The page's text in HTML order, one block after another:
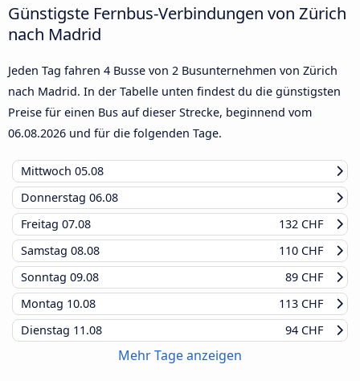
Günstigste Fernbus-Verbindungen von Zürich
nach Madrid
Jeden Tag fahren 4 Busse von 2 Busunternehmen von Zürich
nach Madrid. In der Tabelle unten findest du die günstigsten
Preise für einen Bus auf dieser Strecke, beginnend vom
06.08.2026 und für die folgenden Tage.
Mittwoch 05.08
Donnerstag 06.08
Freitag 07.08
132 CHF
Samstag 08.08
110 CHF
Sonntag 09.08
89 CHF
Montag 10.08
113 CHF
Dienstag 11.08 94 CHF
Mehr Tage anzeigen